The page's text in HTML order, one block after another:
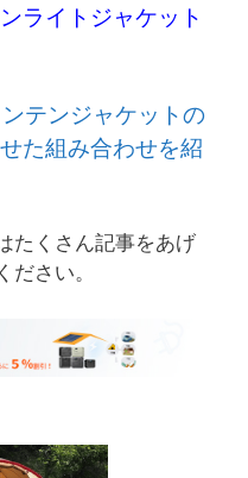
ライトジャケット
テンジャケットの
た組み合わせを紹
たくさん記事をあげ
ださい。